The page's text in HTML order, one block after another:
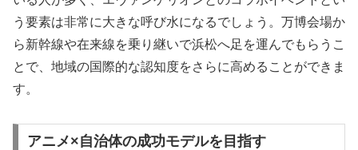
う要素は非常に大きな呼び水になるでしょう。万博会場か
ら新幹線や在来線を乗り継いで浜松へ足を運んでもらうこ
とで、地域の国際的な認知度をさらに高めることができま
す。
アニメ×自治体の成功モデルを目指す